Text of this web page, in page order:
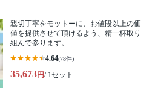
親切丁寧をモットーに、お値段以上の価
値を提供させて頂けるよう、精一杯取り
組んで参ります。
4.64(78件)
35,673円/ 1セット